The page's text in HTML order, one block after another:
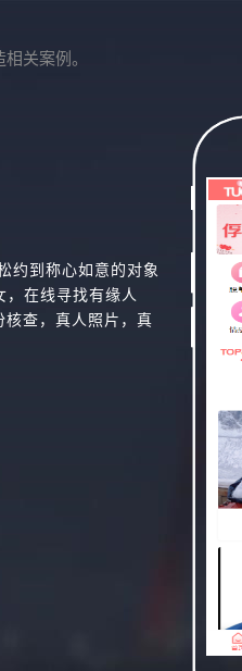
关案例。
约到称心如意的对象
在线寻找有缘人
查，真人照片，真